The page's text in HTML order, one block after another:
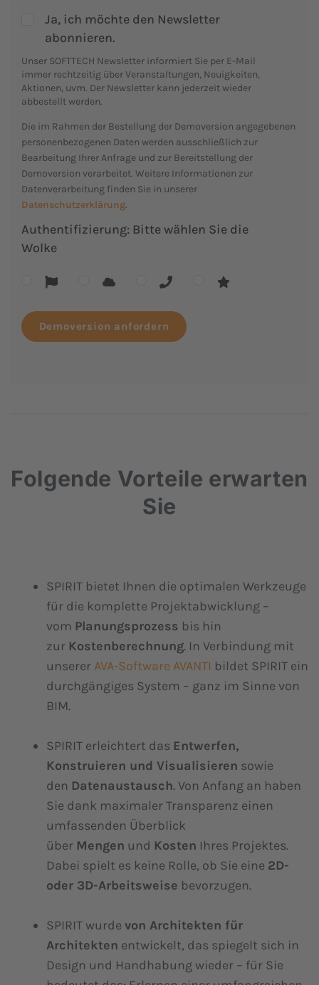
Ja, ich möchte den Newsletter
abonnieren.
Unser SOFTTECH Newsletter informiert Sie per E-Mail
immer rechtzeitig über Veranstaltungen, Neuigkeiten,
Aktionen, uvm. Der Newsletter kann jederzeit wieder
abbestellt werden.
Die im Rahmen der Bestellung der Demoversion angegebenen
personenbezogenen Daten werden ausschließlich zur
Bearbeitung Ihrer Anfrage und zur Bereitstellung der
Demoversion verarbeitet. Weitere Informationen zur
Datenverarbeitung finden Sie in unserer
Datenschutzerklärung.
Authentifizierung: Bitte wählen Sie die
Wolke
Demoversion anfordern
Folgende Vorteile erwarten
Sie
SPIRIT bietet Ihnen die optimalen Werkzeuge
für die komplette Projektabwicklung –
vom Planungsprozess bis hin
zur Kostenberechnung. In Verbindung mit
unserer AVA-Software AVANTI bildet SPIRIT ein
durchgängiges System – ganz im Sinne von
BIM.
SPIRIT erleichtert das Entwerfen,
Konstruieren und Visualisieren sowie
den Datenaustausch. Von Anfang an haben
Sie dank maximaler Transparenz einen
umfassenden Überblick
über Mengen und Kosten Ihres Projektes.
Dabei spielt es keine Rolle, ob Sie eine 2D-
oder 3D-Arbeitsweise bevorzugen.
SPIRIT wurde von Architekten für
Architekten entwickelt, das spiegelt sich in
Design und Handhabung wieder – für Sie